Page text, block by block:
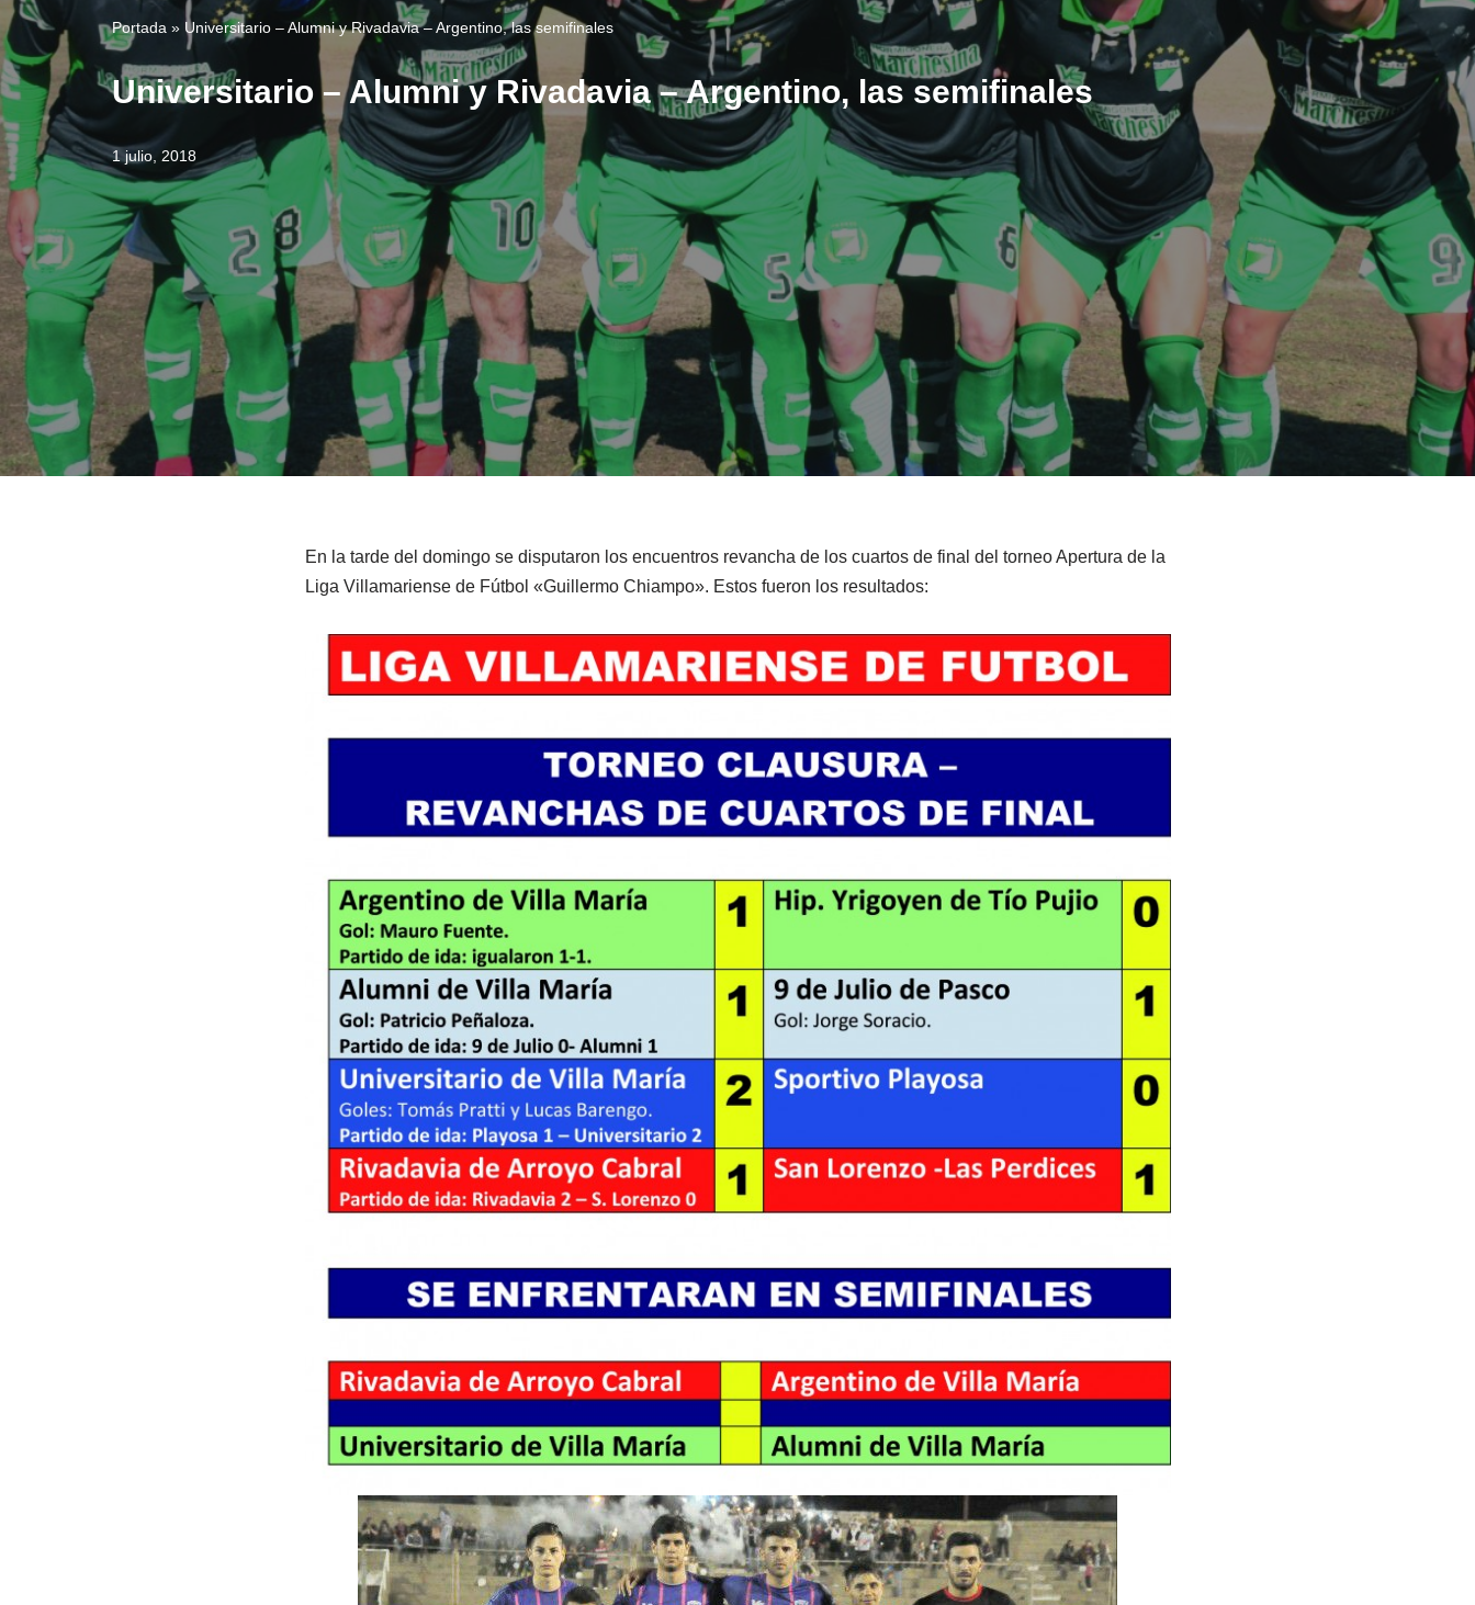
Portada » Universitario – Alumni y Rivadavia – Argentino, las semifinales
Universitario – Alumni y Rivadavia – Argentino, las semifinales
1 julio, 2018
En la tarde del domingo se disputaron los encuentros revancha de los cuartos de final del torneo Apertura de la
Liga Villamariense de Fútbol «Guillermo Chiampo». Estos fueron los resultados: